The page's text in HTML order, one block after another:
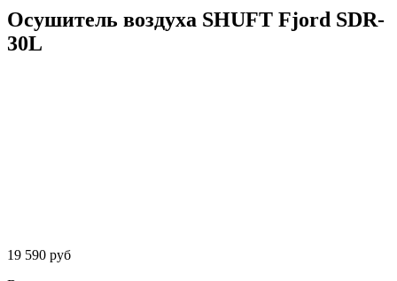
Осушитель воздуха SHUFT Fjord SDR-
30L
19 590 руб